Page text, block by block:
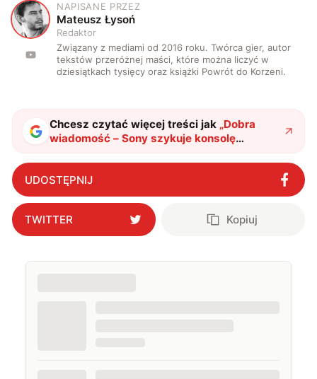
M
NAPISANE PRZEZ
Mateusz Łysoń
Redaktor
Związany z mediami od 2016 roku. Twórca gier, autor
tekstów przeróżnej maści, które można liczyć w
dziesiątkach tysięcy oraz książki Powrót do Korzeni.
Chcesz czytać więcej treści jak „Dobra
wiadomość – Sony szykuje konsolę
przenośną. Zła wiadomość – to nie będzie
PS Vita"?
UDOSTĘPNIJ
TWITTER Kopiuj